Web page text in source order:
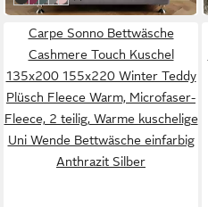
Carpe Sonno Bettwäsche
Cashmere Touch Kuschel
135x200 155x220 Winter Teddy
Plüsch Fleece Warm, Microfaser-
Fleece, 2 teilig, Warme kuschelige
Uni Wende Bettwäsche einfarbig
Anthrazit Silber